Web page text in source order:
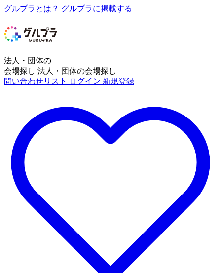
グルプラとは？ グルプラに掲載する
法人・団体の
会場探し 法人・団体の会場探し
問い合わせリスト
ログイン 新規登録